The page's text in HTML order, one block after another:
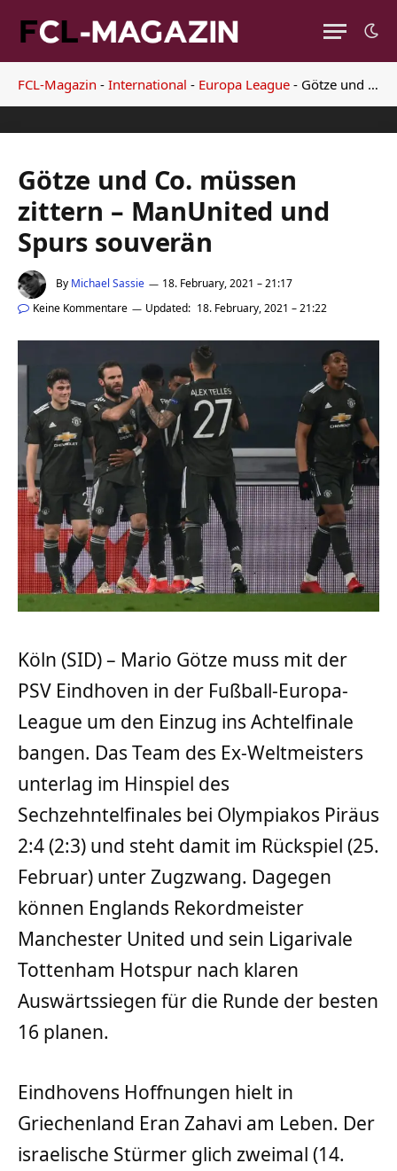
FCL-Magazin - International - Europa League - Götze und Co. müssen zittern – ManUnited und Spurs souverän
Götze und Co. müssen
zittern – ManUnited und
Spurs souverän
By Michael Sassie
18. February, 2021 – 21:17
Keine Kommentare
Updated: 18. February, 2021 – 21:22
Köln (SID) – Mario Götze muss mit der
PSV Eindhoven in der Fußball-Europa-
League um den Einzug ins Achtelfinale
bangen. Das Team des Ex-Weltmeisters
unterlag im Hinspiel des
Sechzehntelfinales bei Olympiakos Piräus
2:4 (2:3) und steht damit im Rückspiel (25.
Februar) unter Zugzwang. Dagegen
können Englands Rekordmeister
Manchester United und sein Ligarivale
Tottenham Hotspur nach klaren
Auswärtssiegen für die Runde der besten
16 planen.
Eindhovens Hoffnungen hielt in
Griechenland Eran Zahavi am Leben. Der
israelische Stürmer glich zweimal (14.